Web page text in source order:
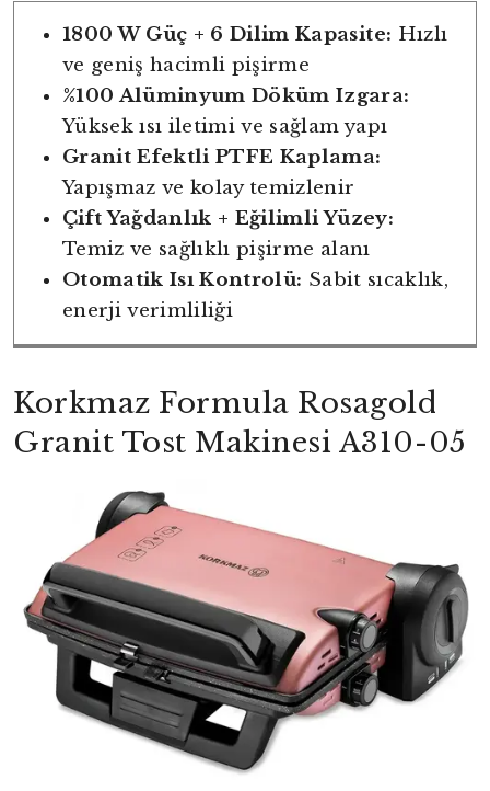
1800 W Güç + 6 Dilim Kapasite: Hızlı
ve geniş hacimli pişirme
%100 Alüminyum Döküm Izgara:
Yüksek ısı iletimi ve sağlam yapı
Granit Efektli PTFE Kaplama:
Yapışmaz ve kolay temizlenir
Çift Yağdanlık + Eğilimli Yüzey:
Temiz ve sağlıklı pişirme alanı
Otomatik Isı Kontrolü: Sabit sıcaklık,
enerji verimliliği
Korkmaz Formula Rosagold
Granit Tost Makinesi A310-05